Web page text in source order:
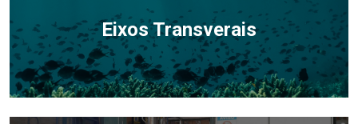
Eixos Transverais